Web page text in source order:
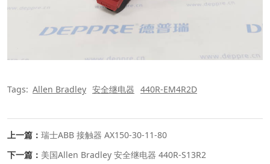
Tags: Allen Bradley 安全继电器 440R-EM4R2D
上一篇： 瑞士ABB 接触器 AX150-30-11-80
下一篇： 美国Allen Bradley 安全继电器 440R-S13R2